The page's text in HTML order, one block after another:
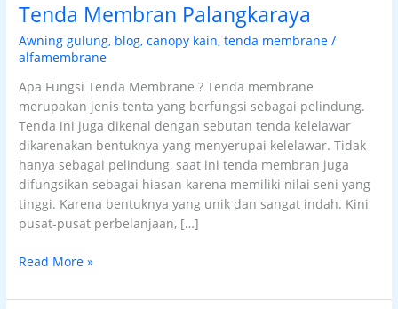
Tenda Membran Palangkaraya
Awning gulung, blog,canopy kain,tenda membrane /
alfamembrane
Apa Fungsi Tenda Membrane ? Tenda membrane
merupakan jenis tenta yang berfungsi sebagai pelindung.
Tenda ini juga dikenal dengan sebutan tenda kelelawar
dikarenakan bentuknya yang menyerupai kelelawar. Tidak
hanya sebagai pelindung, saat ini tenda membran juga
difungsikan sebagai hiasan karena memiliki nilai seni yang
tinggi. Karena bentuknya yang unik dan sangat indah. Kini
pusat-pusat perbelanjaan, […]
Read More »